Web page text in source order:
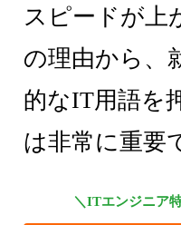
スピードが上
の理由から、
的なIT用語を
は非常に重要
＼ITエンジニア